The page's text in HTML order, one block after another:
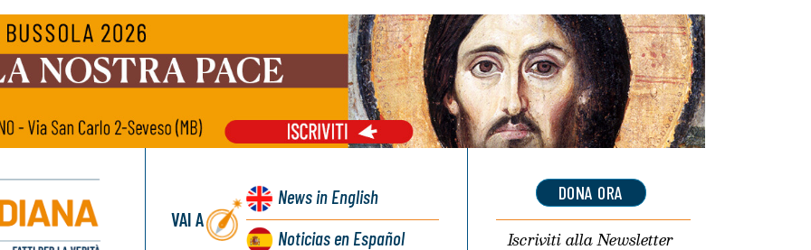
VAI A
Newsin English
Noticiasen Español
DONA ORA
Iscriviti allaNewsletter